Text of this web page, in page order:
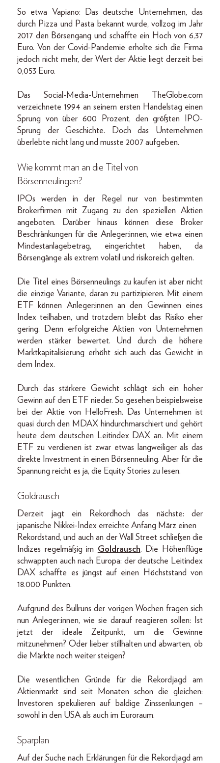
So etwa Vapiano: Das deutsche Unternehmen, das
durch Pizza und Pasta bekannt wurde, vollzog im Jahr
2017 den Börsengang und schaffte ein Hoch von 6,37
Euro. Von der Covid-Pandemie erholte sich die Firma
jedoch nicht mehr, der Wert der Aktie liegt derzeit bei
0,053 Euro.
Das Social-Media-Unternehmen TheGlobe.com
verzeichnete 1994 an seinem ersten Handelstag einen
Sprung von über 600 Prozent, den größten IPO-
Sprung der Geschichte. Doch das Unternehmen
überlebte nicht lang und musste 2007 aufgeben.
Wie kommt man an die Titel von
Börsenneulingen?
IPOs werden in der Regel nur von bestimmten
Brokerfirmen mit Zugang zu den speziellen Aktien
angeboten. Darüber hinaus können diese Broker
Beschränkungen für die Anleger:innen, wie etwa einen
Mindestanlagebetrag, eingerichtet haben, da
Börsengänge als extrem volatil und risikoreich gelten.
Die Titel eines Börsenneulings zu kaufen ist aber nicht
die einzige Variante, daran zu partizipieren. Mit einem
ETF können Anleger:innen an den Gewinnen eines
Index teilhaben, und trotzdem bleibt das Risiko eher
gering. Denn erfolgreiche Aktien von Unternehmen
werden stärker bewertet. Und durch die höhere
Marktkapitalisierung erhöht sich auch das Gewicht in
dem Index.
Durch das stärkere Gewicht schlägt sich ein hoher
Gewinn auf den ETF nieder. So gesehen beispielsweise
bei der Aktie von HelloFresh. Das Unternehmen ist
quasi durch den MDAX hindurchmarschiert und gehört
heute dem deutschen Leitindex DAX an. Mit einem
ETF zu verdienen ist zwar etwas langweiliger als das
direkte Investment in einen Börsenneuling. Aber für die
Spannung reicht es ja, die Equity Stories zu lesen.
Goldrausch
Derzeit jagt ein Rekordhoch das nächste: der
japanische Nikkei-Index erreichte Anfang März einen
Rekordstand, und auch an der Wall Street schließen die
Indizes regelmäßig im Goldrausch. Die Höhenflüge
schwappten auch nach Europa: der deutsche Leitindex
DAX schaffte es jüngst auf einen Höchststand von
18.000 Punkten.
Aufgrund des Bullruns der vorigen Wochen fragen sich
nun Anleger:innen, wie sie darauf reagieren sollen: Ist
jetzt der ideale Zeitpunkt, um die Gewinne
mitzunehmen? Oder lieber stillhalten und abwarten, ob
die Märkte noch weiter steigen?
Die wesentlichen Gründe für die Rekordjagd am
Aktienmarkt sind seit Monaten schon die gleichen:
Investoren spekulieren auf baldige Zinssenkungen –
sowohl in den USA als auch im Euroraum.
Sparplan
Auf der Suche nach Erklärungen für die Rekordjagd am